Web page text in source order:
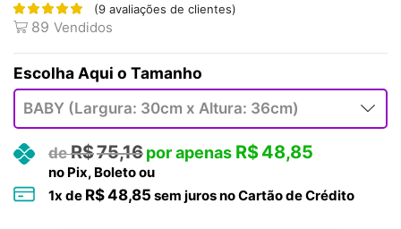
(9 avaliações de clientes)
89 Vendidos
Tamanho
R$75,16 R$48,85
no Pix, Boleto ou
1x de R$48,85 sem juros no Cartão de Crédito